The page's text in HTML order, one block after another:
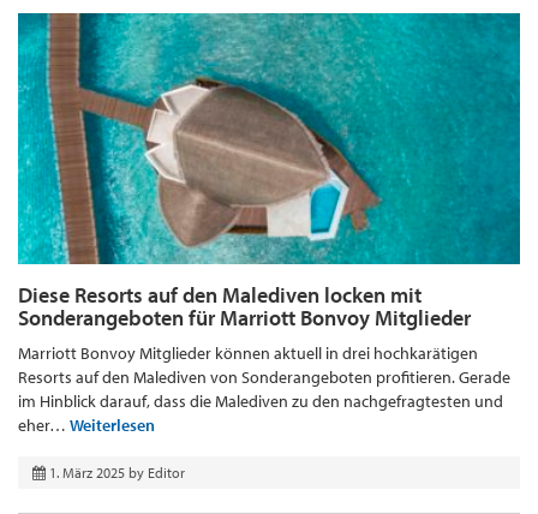
Diese Resorts auf den Malediven locken mit
Sonderangeboten für Marriott Bonvoy Mitglieder
Marriott Bonvoy Mitglieder können aktuell in drei hochkarätigen
Resorts auf den Malediven von Sonderangeboten profitieren. Gerade
im Hinblick darauf, dass die Malediven zu den nachgefragtesten und
eher… Weiterlesen
1. März 2025 by Editor